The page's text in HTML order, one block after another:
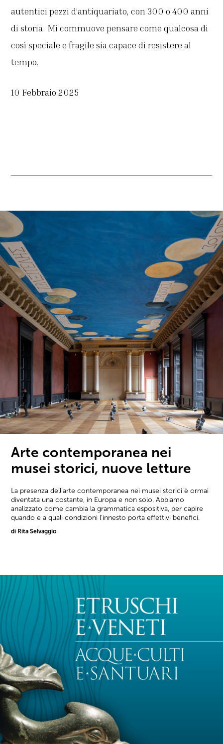
autentici pezzi d’antiquariato, con 300 o 400 anni
di storia. Mi commuove pensare come qualcosa di
così speciale e fragile sia capace di resistere al
tempo.
10 Febbraio 2025
Arte contemporanea nei
musei storici, nuove letture
La presenza dell'arte contemporanea nei musei storici è ormai
diventata una costante, in Europa e non solo. Abbiamo
analizzato come cambia la grammatica espositiva, per capire
quando e a quali condizioni l'innesto porta effettivi benefici.
di Rita Selvaggio